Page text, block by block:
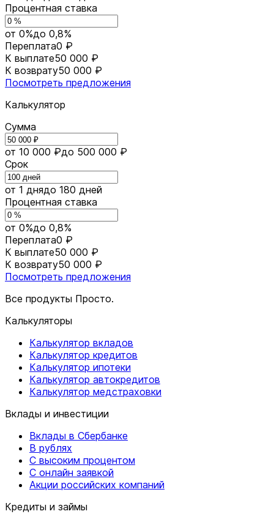
Процентная ставка
от 0%до 0,8%
Переплата0 ₽
К выплате50 000 ₽
К возврату50 000 ₽
Посмотреть предложения
Калькулятор
Сумма
от 10 000 ₽до 500 000 ₽
Срок
от 1 днядо 180 дней
Процентная ставка
от 0%до 0,8%
Переплата0 ₽
К выплате50 000 ₽
К возврату50 000 ₽
Посмотреть предложения
Все продукты Просто.
Калькуляторы
Калькулятор вкладов
Калькулятор кредитов
Калькулятор ипотеки
Калькулятор автокредитов
Калькулятор медстраховки
Вклады и инвестиции
Вклады в Сбербанке
В рублях
С высоким процентом
С онлайн заявкой
Акции российских компаний
Кредиты и займы